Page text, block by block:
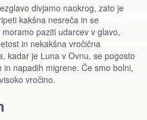
divjamo naokrog, zato je
kakšna nesreča in se
paziti udarcev v glavo,
in nekakšna vročična
kadar je Luna v Ovnu, se pogosto
napadih migrene. Če smo bolni,
vročino.